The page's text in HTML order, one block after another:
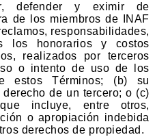
defender y eximir de
de los miembros de INAF
responsabilidades,
los honorarios y costos
realizados por terceros
o intento de uso de los
estos Términos; (b) su
de un tercero; o (c)
incluye, entre otros,
o apropiación indebida
derechos de propiedad.